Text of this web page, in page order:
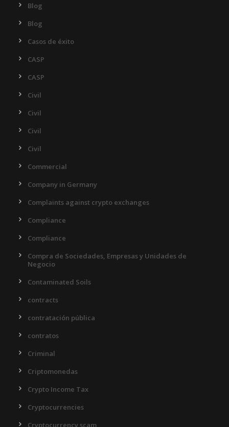
Blog
Blog
Casos de éxito
CASP
CASP
Civil
Civil
Civil
Civil
Commercial
Company in Germany
Complaints against crypto exchanges
Compliance
Compliance
Compra de Sociedades, Empresas y Unidades de
Negocio
Contaminated Soils
contracts
contratación pública
contratos
Criminal
Criptomonedas
Crypto Income Tax
Cryptocurrencies
Cryptocurrency scam